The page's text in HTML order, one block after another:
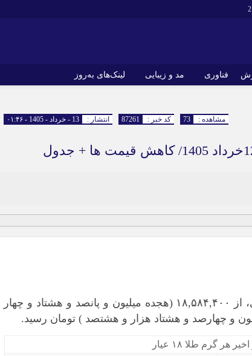
فناوری مد و زیبایی لینک‌های به‌روز
انتشار : 13 - خرداد - 1405 - ۰۱:۴۶ کد خبر : 87261 مشاهده : 73
هر گرم طلا ۱۸ عیار امروز با کاهش ۰.۵۶ درصدی، از ۱۸,۵۸۴,۴۰۰ (هجده میلیون و پانصد و هشتاد و چهار